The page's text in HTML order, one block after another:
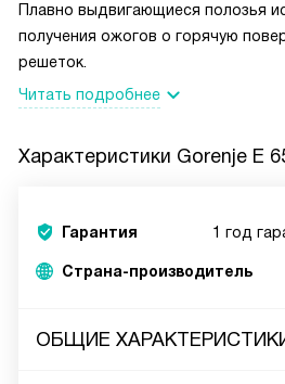
Плавно выдвигающиеся полозья
получения ожогов о горячую
решеток.
Читать подробнее
Характеристики Gorenje E
Гарантия 1 год
Страна-производитель
ОБЩИЕ